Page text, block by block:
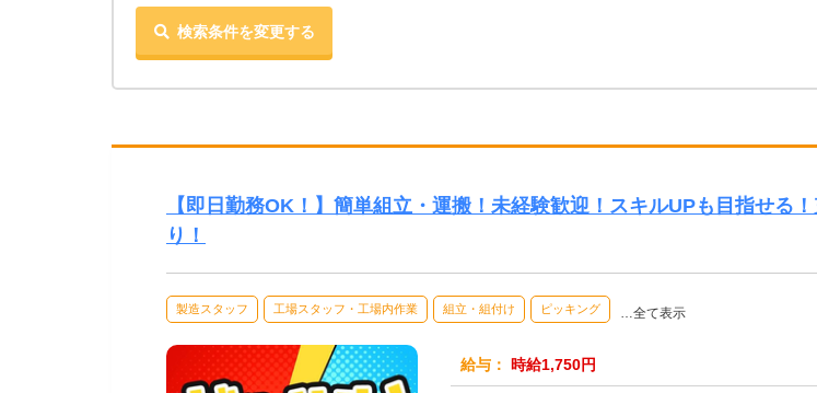
検索条件を変更する
【即日勤務OK！】簡単組立・運搬！未経験歓迎！スキルUPも目指せる
り！
製造スタッフ 工場スタッフ・工場内作業 組立・組付け ピッキング …全て表示
給与： 時給1,750円